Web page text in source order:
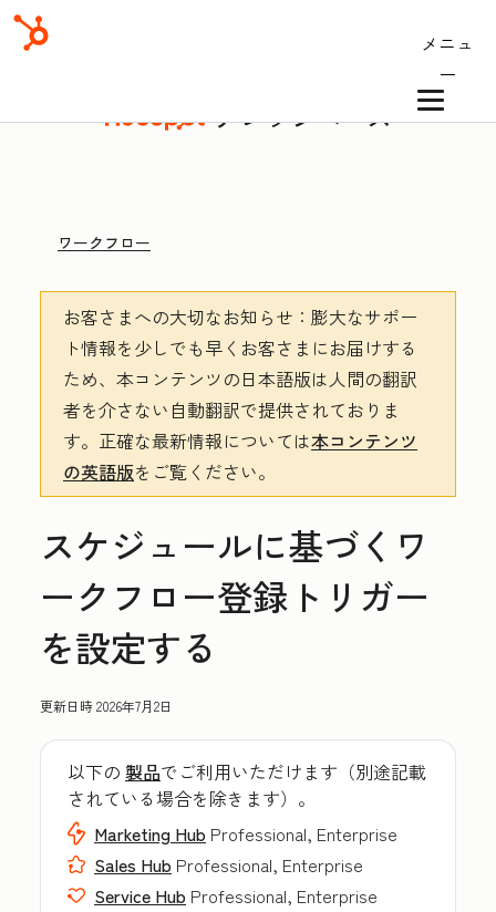
メニュ
ー
ナレッジベース
ワークフロー
お客さまへの大切なお知らせ ：膨大なサポー
ト情報を少しでも早くお客さまにお届けする
ため、本コンテンツの日本語版は人間の翻訳
者を介さない自動翻訳で提供されておりま
す。 正確な最新情報については本コンテンツ
の英語版をご覧ください。
スケジュールに基づくワ
ークフロー登録トリガー
を設定する
更新日時2026年7月2日
以下の 製品でご利用いただけます（別途記載
されている場合を除きます）。
Marketing Hub Professional, Enterprise
Sales Hub Professional, Enterprise
Service Hub Professional, Enterprise